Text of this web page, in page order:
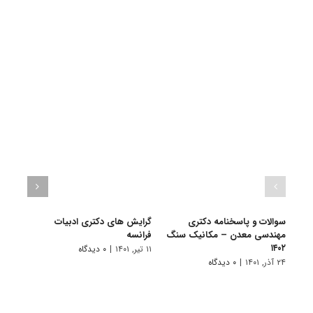
سوالات و پاسخنامه دکتری
مهندسی معدن – مکانیک سنگ
۱۴۰۲
۲۴ آذر, ۱۴۰۱ | ۰ دیدگاه
گرایش های دکتری ادبیات
فراﻧﺴﻪ
۱۱ تیر, ۱۴۰۱ | ۰ دیدگاه